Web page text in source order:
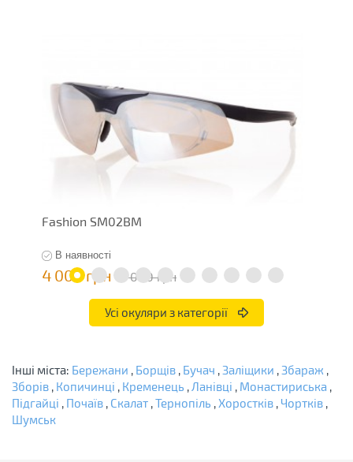
Fashion SM02BM
В наявності
4 000 грн 8 000 грн
Усі окуляри з категорії
Інші міста: Бережани , Борщів , Бучач , Заліщики , Збараж ,
Зборів , Копичинці , Кременець ,Ланівці , Монастириська ,
Підгайці , Почаїв , Скалат ,Тернопіль ,Хоростків , Чортків ,
Шумськ